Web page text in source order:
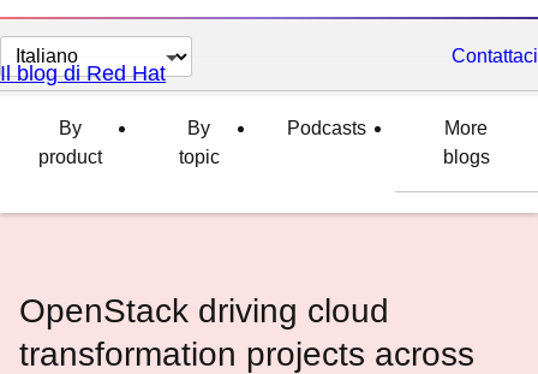
Cambia
lingua
Contattaci
Il blog di Red Hat
By
product
By
topic
Podcasts
More
blogs
OpenStack driving cloud
transformation projects across